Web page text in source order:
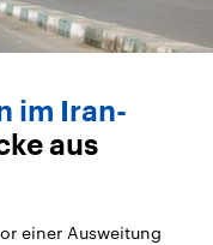
im Iran-
aus
einer Ausweitung